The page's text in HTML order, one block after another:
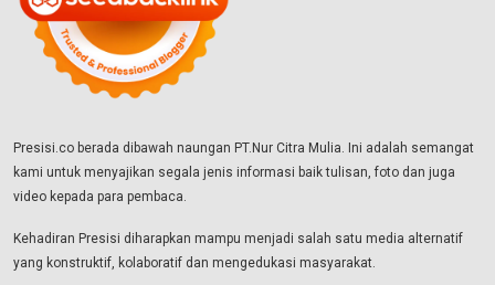
Presisi.co berada dibawah naungan PT.Nur Citra Mulia. Ini adalah semangat
kami untuk menyajikan segala jenis informasi baik tulisan, foto dan juga
video kepada para pembaca.
Kehadiran Presisi diharapkan mampu menjadi salah satu media alternatif
yang konstruktif, kolaboratif dan mengedukasi masyarakat.